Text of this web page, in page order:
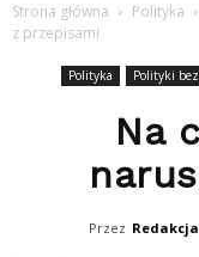
Strona główna Polityka
z przepisami
Polityka Polityki
Na
Przez Redakcja